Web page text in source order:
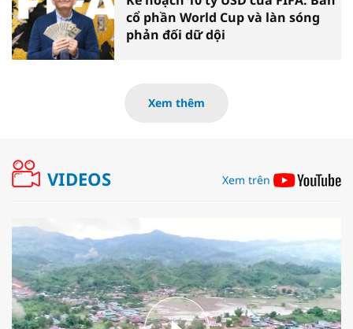
cổ phần World Cup và làn sóng
phản đối dữ dội
Xem thêm
VIDEOS Xem trên